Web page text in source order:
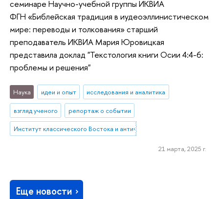
семинаре Научно-учебной группы ИКВИА
ФГН «Библейская традиция в иудеоэллинистическом
мире: переводы и толкования» старший
преподаватель ИКВИА Мария Юровицкая
представила доклад "Текстология книги Осии 4:4-6:
проблемы и решения"
Наука идеи и опыт исследования и аналитика
взгляд ученого репортаж о событии
Институт классического Востока и античности
21 марта, 2025 г.
Еще новости